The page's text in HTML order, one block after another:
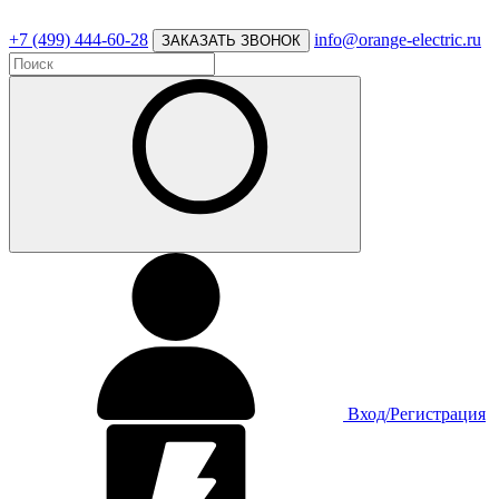
+7 (499) 444-60-28 ЗАКАЗАТЬ ЗВОНОК info@orange-electric.ru
Вход/Регистрация